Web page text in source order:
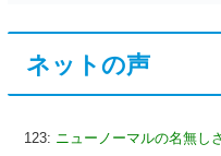
ネットの声
123: ニューノーマルの名無し